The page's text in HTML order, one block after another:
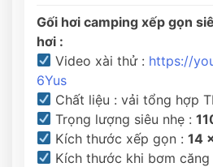
Gối hơi camping xếp gọn
hơi :
Video xài thử : https://
6Yus
Chất liệu : vải tổng hợp
Trọng lượng siêu nhẹ :
Kích thước xếp gọn :14
Kích thước khi bơm